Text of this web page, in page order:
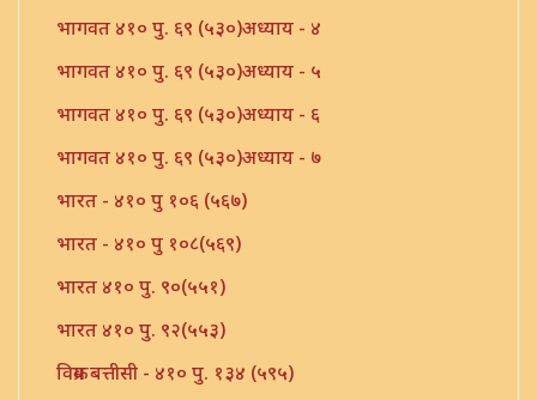
भागवत ४१० पु. ६९ (५३०)अध्याय - ४
भागवत ४१० पु. ६९ (५३०)अध्याय - ५
भागवत ४१० पु. ६९ (५३०)अध्याय - ६
भागवत ४१० पु. ६९ (५३०)अध्याय - ७
भारत - ४१० पु १०६ (५६७)
भारत - ४१० पु १०८(५६९)
भारत ४१० पु. ९०(५५१)
भारत ४१० पु. ९२(५५३)
विक्रम बत्तीसी - ४१० पु. १३४ (५९५)